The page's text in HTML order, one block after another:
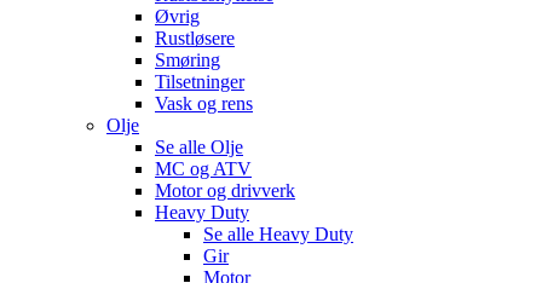
Øvrig
Rustløsere
Smøring
Tilsetninger
Vask og rens
Olje
Se alle Olje
MC og ATV
Motor og drivverk
Heavy Duty
Se alle Heavy Duty
Gir
Motor